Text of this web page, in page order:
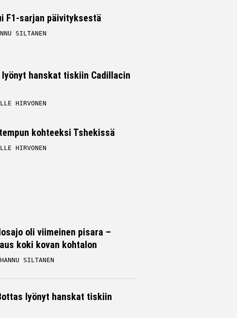
F1-sarjan päivityksestä
SILTANEN
hanskat tiskiin Cadillacin
HIRVONEN
kohteeksi Tshekissä
HIRVONEN
oli viimeinen pisara –
koki kovan kohtalon
HANNU SILTANEN
lyönyt hanskat tiskiin